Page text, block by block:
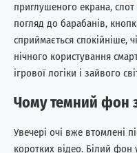
приглушеного екрана,
погляд до барабанів,
сприймається спокійніше,
нічного користування
ігрової логіки і зайвого
Чому темний фон
Увечері очі вже втомлені
коротких відео. Білий